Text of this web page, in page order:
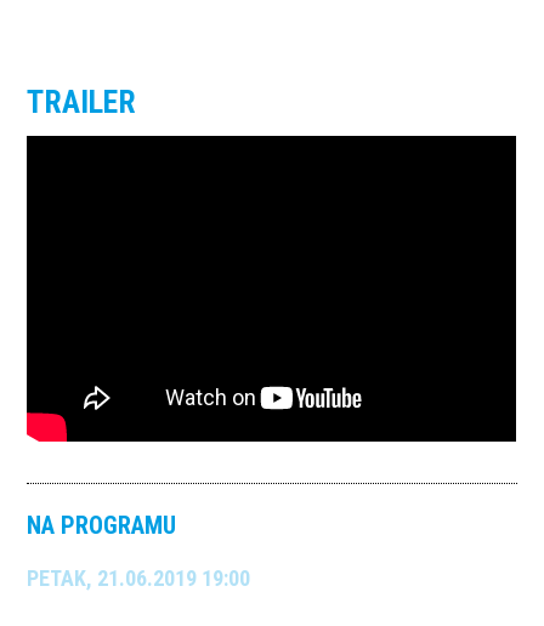
TRAILER
NA PROGRAMU
PETAK, 21.06.2019 19:00